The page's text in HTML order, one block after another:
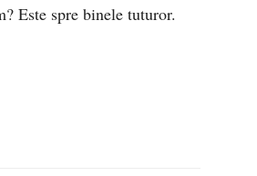
Este spre binele tuturor.